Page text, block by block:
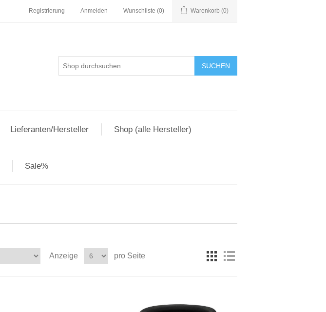
Registrierung Anmelden Wunschliste (0) Warenkorb (0)
Lieferanten/Hersteller Shop (alle Hersteller)
Sale%
Anzeige pro Seite